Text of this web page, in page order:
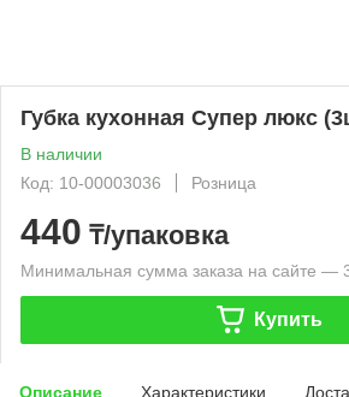
Губка кухонная Супер люкс
В наличии
Код: 10-00003036
Розница
440 ₸/упаковка
Минимальная сумма заказа на сайте —
Купить
Описание Характеристики